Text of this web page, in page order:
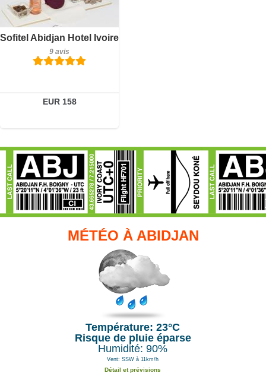
Sofitel Abidjan Hotel Ivoire
9 avis
EUR 158
9 avis
Réserver
MÉTÉO À ABIDJAN
Température: 23°C
Risque de pluie éparse
Humidité: 90%
Vent: SSW à 11km/h
Détail et prévisions